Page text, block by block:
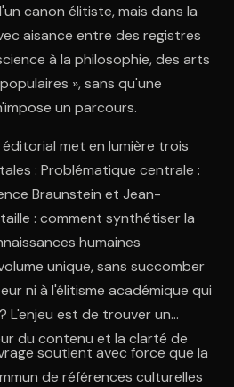
canon élitiste, mais dans la
aisance entre des registres
à la philosophie, des arts
», sans qu'une
un parcours.
met en lumière trois
: Problématique centrale :
Braunstein et Jean-
: comment synthétiser la
humaines
unique, sans succomber
ni à l'élitisme académique qui
L'enjeu est de trouver un
du contenu et la clarté de
soutient avec force que la
de références culturelles